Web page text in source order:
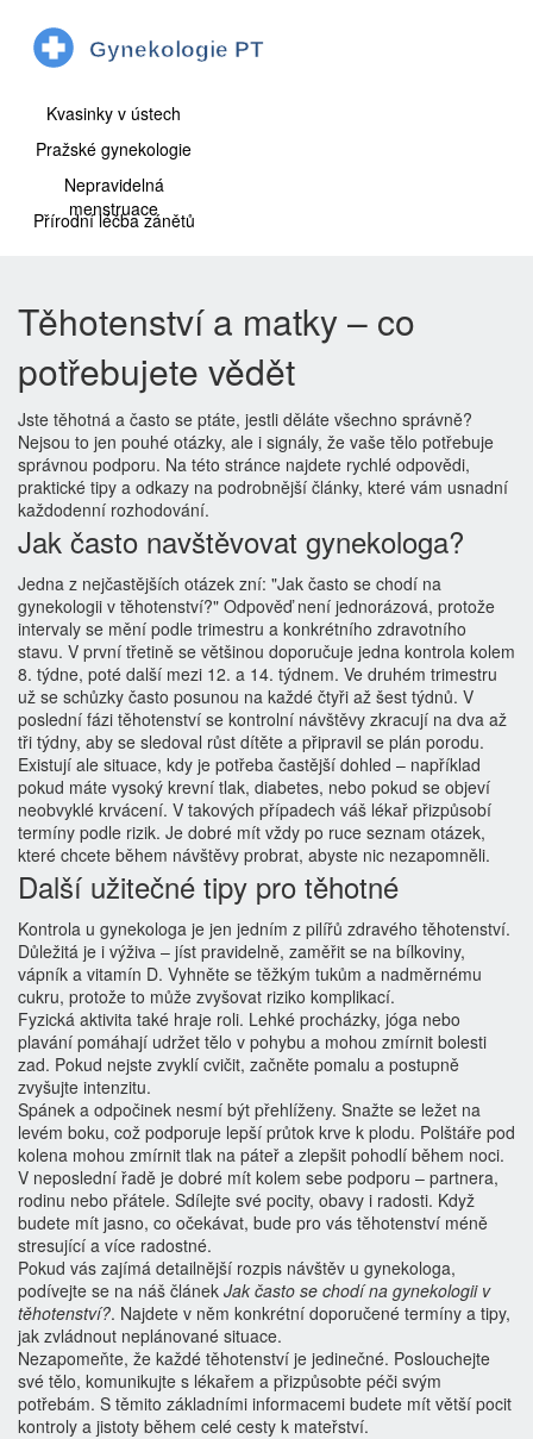
Kvasinky v ústech
Pražské gynekologie
Nepravidelná
menstruace
Přírodní léčba zánětů
Těhotenství a matky – co
potřebujete vědět
Jste těhotná a často se ptáte, jestli děláte všechno správně?
Nejsou to jen pouhé otázky, ale i signály, že vaše tělo potřebuje
správnou podporu. Na této stránce najdete rychlé odpovědi,
praktické tipy a odkazy na podrobnější články, které vám usnadní
každodenní rozhodování.
Jak často navštěvovat gynekologa?
Jedna z nejčastějších otázek zní: "Jak často se chodí na
gynekologii v těhotenství?" Odpověď není jednorázová, protože
intervaly se mění podle trimestru a konkrétního zdravotního
stavu. V první třetině se většinou doporučuje jedna kontrola kolem
8. týdne, poté další mezi 12. a 14. týdnem. Ve druhém trimestru
už se schůzky často posunou na každé čtyři až šest týdnů. V
poslední fázi těhotenství se kontrolní návštěvy zkracují na dva až
tři týdny, aby se sledoval růst dítěte a připravil se plán porodu.
Existují ale situace, kdy je potřeba častější dohled – například
pokud máte vysoký krevní tlak, diabetes, nebo pokud se objeví
neobvyklé krvácení. V takových případech váš lékař přizpůsobí
termíny podle rizik. Je dobré mít vždy po ruce seznam otázek,
které chcete během návštěvy probrat, abyste nic nezapomněli.
Další užitečné tipy pro těhotné
Kontrola u gynekologa je jen jedním z pilířů zdravého těhotenství.
Důležitá je i výživa – jíst pravidelně, zaměřit se na bílkoviny,
vápník a vitamín D. Vyhněte se těžkým tukům a nadměrnému
cukru, protože to může zvyšovat riziko komplikací.
Fyzická aktivita také hraje roli. Lehké procházky, jóga nebo
plavání pomáhají udržet tělo v pohybu a mohou zmírnit bolesti
zad. Pokud nejste zvyklí cvičit, začněte pomalu a postupně
zvyšujte intenzitu.
Spánek a odpočinek nesmí být přehlíženy. Snažte se ležet na
levém boku, což podporuje lepší průtok krve k plodu. Polštáře pod
kolena mohou zmírnit tlak na páteř a zlepšit pohodlí během noci.
V neposlední řadě je dobré mít kolem sebe podporu – partnera,
rodinu nebo přátele. Sdílejte své pocity, obavy i radosti. Když
budete mít jasno, co očekávat, bude pro vás těhotenství méně
stresující a více radostné.
Pokud vás zajímá detailnější rozpis návštěv u gynekologa,
podívejte se na náš článek Jak často se chodí na gynekologii v
těhotenství?. Najdete v něm konkrétní doporučené termíny a tipy,
jak zvládnout neplánované situace.
Nezapomeňte, že každé těhotenství je jedinečné. Poslouchejte
své tělo, komunikujte s lékařem a přizpůsobte péči svým
potřebám. S těmito základními informacemi budete mít větší pocit
kontroly a jistoty během celé cesty k mateřství.